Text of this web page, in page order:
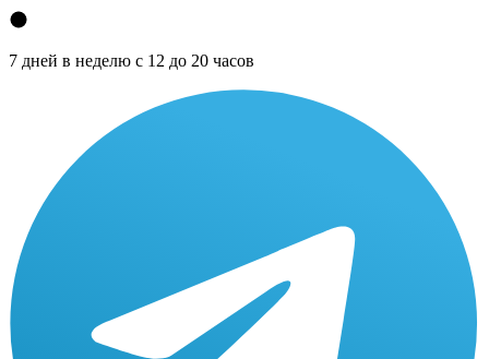
7 дней в неделю с 12 до 20 часов